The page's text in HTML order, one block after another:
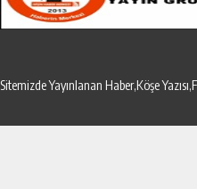
Sitemizde Yayınlanan Haber,Köşe